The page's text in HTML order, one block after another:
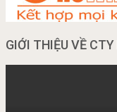
GIỚI THIỆU VỀ